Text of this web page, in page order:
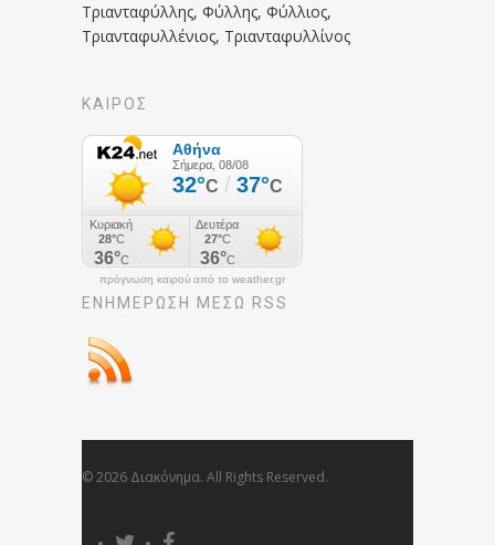
Τριανταφύλλης, Φύλλης, Φύλλιος,
Τριανταφυλλένιος, Τριανταφυλλίνος
ΚΑΙΡΟΣ
πρόγνωση καιρού από το weather.gr
ΕΝΗΜΈΡΩΣΉ ΜΕΣΩ RSS
© 2026 Διακόνημα. All Rights Reserved.